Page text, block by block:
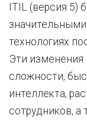
ITIL (версия 5)
технологиях
Эти
сложности,
интеллекта,
сотрудников,